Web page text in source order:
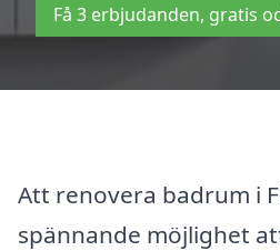
Få 3 erbjudanden, gratis
Att renovera badrum i
spännande möjlighet